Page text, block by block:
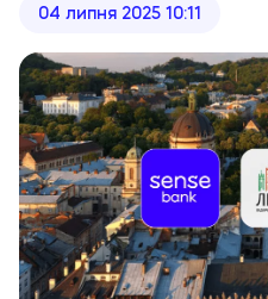
04 липня 2025 10:11